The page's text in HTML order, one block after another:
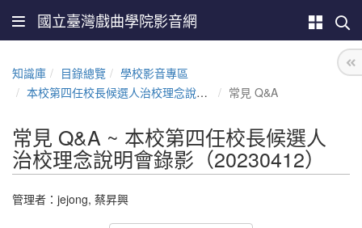
國立臺灣戲曲學院影音網
知識庫 目錄總覽
學校影音專區
本校第四任校長候選人治校理念說明會錄影（20230412）
常見 Q&A
常見 Q&A ~ 本校第四任校長候選人
治校理念說明會錄影（20230412）
管理者：jejong, 蔡昇興